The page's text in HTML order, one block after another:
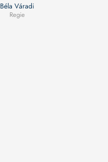
Béla Váradi
Regie